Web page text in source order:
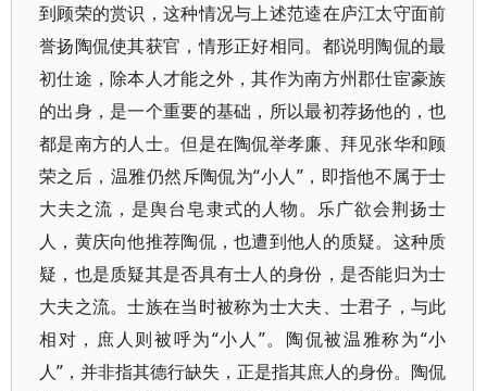
到顾荣的赏识，这种情况与上述范逵在庐江太守面前
誉扬陶侃使其获官，情形正好相同。都说明陶侃的最
初仕途，除本人才能之外，其作为南方州郡仕宦豪族
的出身，是一个重要的基础，所以最初荐扬他的，也
都是南方的人士。但是在陶侃举孝廉、拜见张华和顾
荣之后，温雅仍然斥陶侃为“小人”，即指他不属于士
大夫之流，是舆台皂隶式的人物。乐广欲会荆扬士
人，黄庆向他推荐陶侃，也遭到他人的质疑。这种质
疑，也是质疑其是否具有士人的身份，是否能归为士
大夫之流。士族在当时被称为士大夫、士君子，与此
相对，庶人则被呼为“小人”。陶侃被温雅称为“小
人”，并非指其德行缺失，正是指其庶人的身份。陶侃